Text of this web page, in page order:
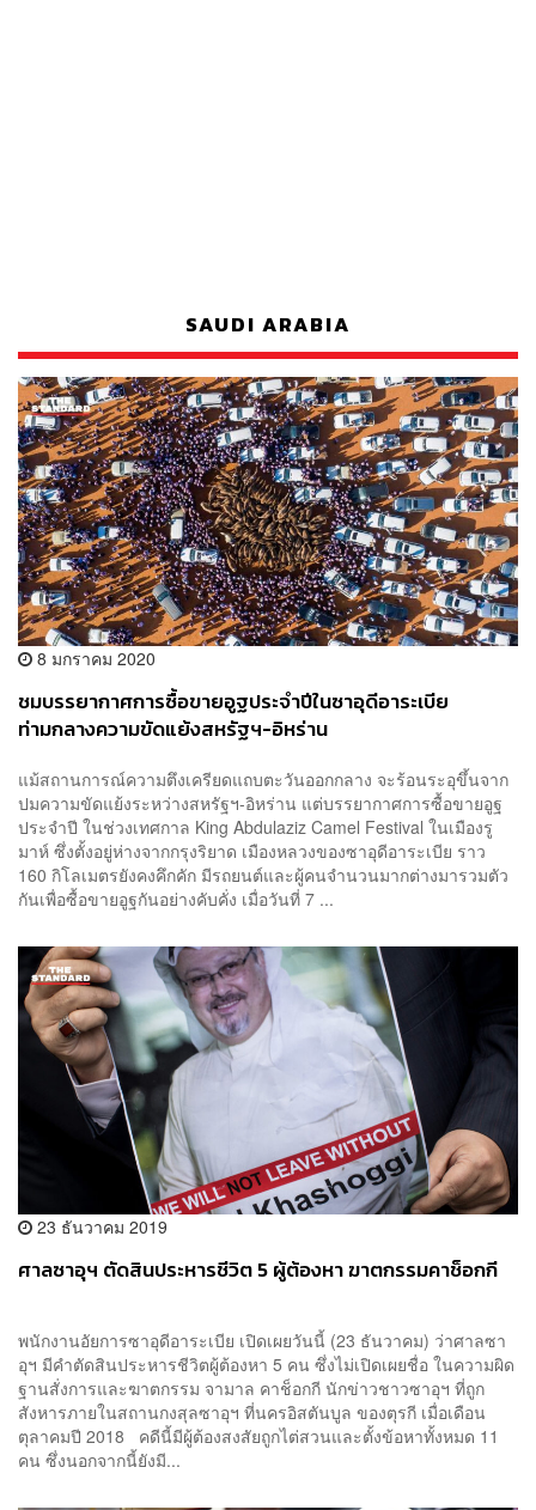
SAUDI ARABIA
8 มกราคม 2020
ชมบรรยากาศการซื้อขายอูฐประจำปีในซาอุดีอาระเบีย
ท่ามกลางความขัดแย้งสหรัฐฯ-อิหร่าน
แม้สถานการณ์ความตึงเครียดแถบตะวันออกกลาง จะร้อนระอุขึ้นจาก
ปมความขัดแย้งระหว่างสหรัฐฯ-อิหร่าน แต่บรรยากาศการซื้อขายอูฐ
ประจำปี ในช่วงเทศกาล King Abdulaziz Camel Festival ในเมืองรู
มาห์ ซึ่งตั้งอยู่ห่างจากกรุงริยาด เมืองหลวงของซาอุดีอาระเบีย ราว
160 กิโลเมตรยังคงคึกคัก มีรถยนต์และผู้คนจำนวนมากต่างมารวมตัว
กันเพื่อซื้อขายอูฐกันอย่างคับคั่ง เมื่อวันที่ 7 ...
23 ธันวาคม 2019
ศาลซาอุฯ ตัดสินประหารชีวิต 5 ผู้ต้องหา ฆาตกรรมคาช็อกกี
พนักงานอัยการซาอุดีอาระเบีย เปิดเผยวันนี้ (23 ธันวาคม) ว่าศาลซา
อุฯ มีคำตัดสินประหารชีวิตผู้ต้องหา 5 คน ซึ่งไม่เปิดเผยชื่อ ในความผิด
ฐานสั่งการและฆาตกรรม จามาล คาช็อกกี นักข่าวชาวซาอุฯ ที่ถูก
สังหารภายในสถานกงสุลซาอุฯ ที่นครอิสตันบูล ของตุรกี เมื่อเดือน
ตุลาคมปี 2018 คดีนี้มีผู้ต้องสงสัยถูกไต่สวนและตั้งข้อหาทั้งหมด 11
คน ซึ่งนอกจากนี้ยังมี...